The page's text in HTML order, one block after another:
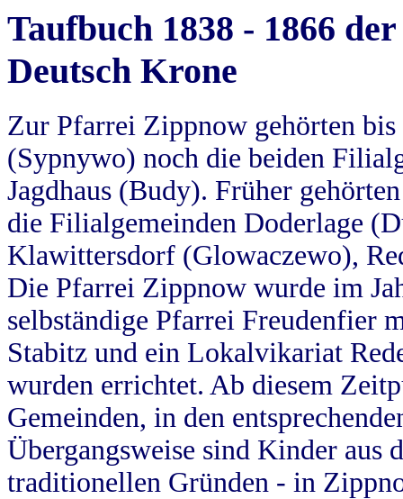
Taufbuch 1838 - 1866
Deutsch Krone
Zur Pfarrei Zippnow gehörten
(Sypnywo) noch die beiden
Jagdhaus (Budy). Früher
die Filialgemeinden Doderlage
Klawittersdorf (Glowaczewo),
Die Pfarrei Zippnow wurde im
selbständige Pfarrei Freudenfier
Stabitz und ein Lokalvikariat
wurden errichtet. Ab diesem
Gemeinden, in den
Übergangsweise sind Kinder aus
traditionellen Gründen - in